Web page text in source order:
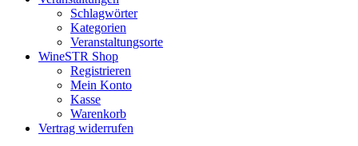
Schlagwörter
Kategorien
Veranstaltungsorte
WineSTR Shop
Registrieren
Mein Konto
Kasse
Warenkorb
Vertrag widerrufen